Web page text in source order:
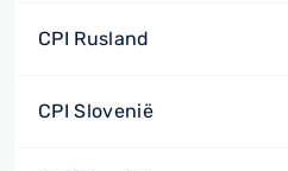
CPI Rusland
CPI Slovenië